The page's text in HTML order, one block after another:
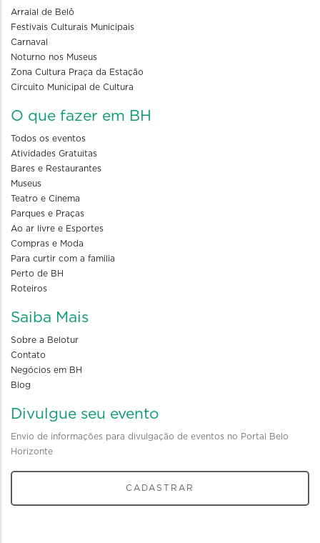
Arraial de Belô
Festivais Culturais Municipais
Carnaval
Noturno nos Museus
Zona Cultura Praça da Estação
Circuito Municipal de Cultura
O que fazer em BH
Todos os eventos
Atividades Gratuitas
Bares e Restaurantes
Museus
Teatro e Cinema
Parques e Praças
Ao ar livre e Esportes
Compras e Moda
Para curtir com a familia
Perto de BH
Roteiros
Saiba Mais
Sobre a Belotur
Contato
Negócios em BH
Blog
Divulgue seu evento
Envio de informações para divulgação de eventos no Portal Belo
Horizonte
CADASTRAR